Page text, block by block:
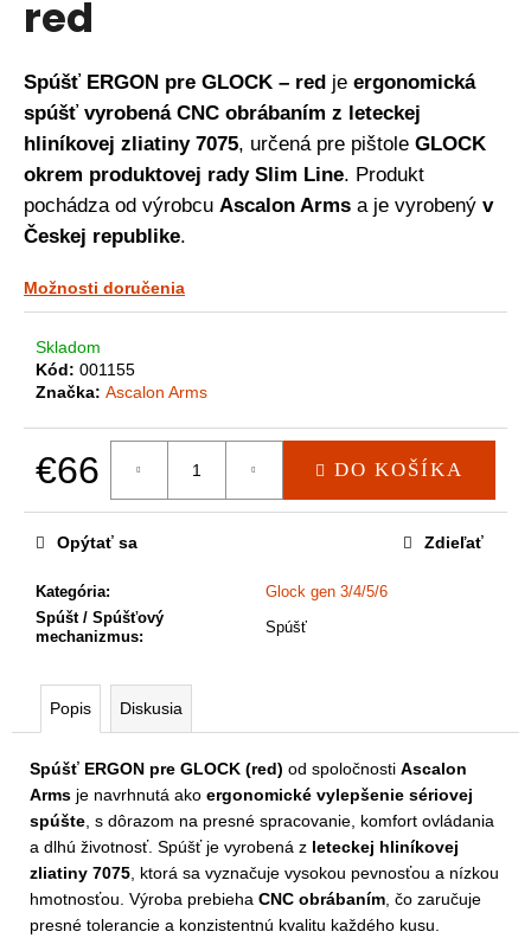
red
Spúšť ERGON pre GLOCK – red je ergonomická
spúšť vyrobená CNC obrábaním z leteckej
hliníkovej zliatiny 7075, určená pre pištole GLOCK
okrem produktovej rady Slim Line. Produkt
pochádza od výrobcu Ascalon Arms a je vyrobený v
Českej republike.
Možnosti doručenia
Skladom
Kód: 001155
Značka: Ascalon Arms
€66
Jednotková
DO KOŠÍKA
Kategória:
Glock gen 3/4/5/6
Spúšt / Spúšťový
mechanizmus:
Spúšť
Opýtať sa Zdieľať
Popis Diskusia
Spúšť ERGON pre GLOCK (red) od spoločnosti Ascalon
Arms je navrhnutá ako ergonomické vylepšenie sériovej
spúšte , s dôrazom na presné spracovanie, komfort ovládania
a dlhú životnosť. Spúšť je vyrobená z leteckej hliníkovej
zliatiny 7075 , ktorá sa vyznačuje vysokou pevnosťou a nízkou
hmotnosťou. Výroba prebieha CNC obrábaním , čo zaručuje
presné tolerancie a konzistentnú kvalitu každého kusu.
á
s
ť
?
O
d
p
o
č
a
e